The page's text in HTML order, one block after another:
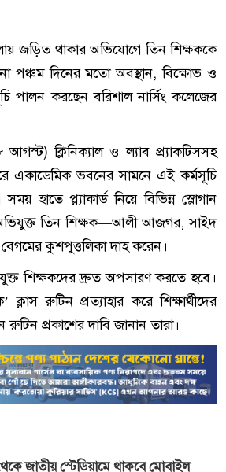
জড়িত থাকার অভিযোগে তিন শিক্ষককে
পঞ্চম দিনের মতো অবস্থান, বিক্ষোভ ও
পালন করছেন বরিশাল নার্সিং কলেজের
ক্লিনিক্যাল ও ল্যাব প্র্যাকটিসসহ
একাডেমিক ভবনের সামনে এই কর্মসূচি
হাতে প্ল্যাকার্ড নিয়ে বিভিন্ন স্লোগান
অভিযুক্ত তিন শিক্ষক—আলী আজগর, সাইদ
কুশপুত্তলিকা দাহ করেন।
শিক্ষকদের দ্রুত অপসারণ করতে হবে।
ক্লাস রুটিন প্রত্যাহার করে শিক্ষার্থীদের
প্রকাশের দাবি জানান তারা।
জাতীয় স্টেডিয়ামে থাকবে মোবাইল